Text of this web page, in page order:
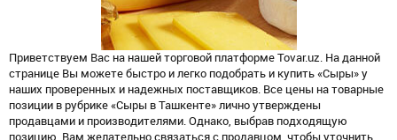
Приветствуем Вас на нашей торговой платформе Tovar.uz. На данной
странице Вы можете быстро и легко подобрать и купить «Сыры» у
наших проверенных и надежных поставщиков. Все цены на товарные
позиции в рубрике «Сыры в Ташкенте» лично утверждены
продавцами и производителями. Однако, выбрав подходящую
позицию, Вам желательно связаться с продавцом, чтобы уточнить